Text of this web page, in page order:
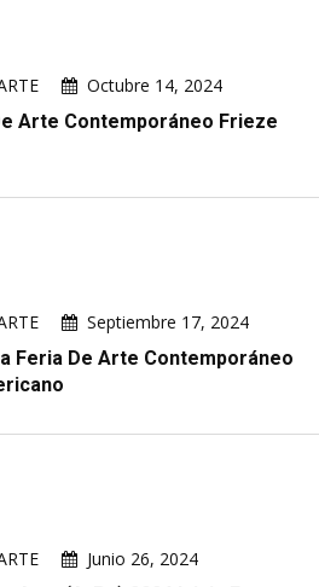
Octubre 14, 2024
Arte Contemporáneo Frieze
Septiembre 17, 2024
Feria De Arte Contemporáneo
Junio 26, 2024